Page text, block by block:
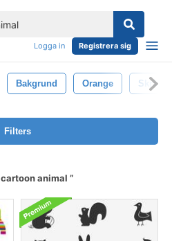
Logga in Registrera sig
Bakgrund Orange Skräck
Filters
cartoon animal